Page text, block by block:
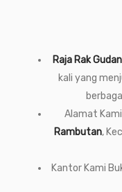
Raja Rak
kali yang
Alamat
Rambutan,
Kantor Kami